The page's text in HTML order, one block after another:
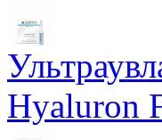
Hyaluron